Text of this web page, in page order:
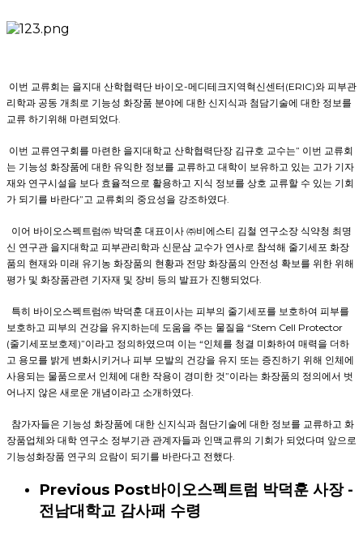
이번 교류회는 을지대 산학협력단 바이오-메디테크지역혁신센터(ERIC)와 피부관
리학과 공동 개최로 기능성 화장품 분야에 대한 신지식과 첨담기술에 대한 정보를
교류 하기위해 마련되었다.
이번 교류연구회를 마련한 을지대학교 산학협력단장 김규호 교수는” 이번 교류회
는 기능성 화장품에 대한 유익한 정보를 교류하고 대학이 보유하고 있는 고가 기자
재와 연구시설을 보다 효율적으로 활용하고 지식 정보를 상호 교류할 수 있는 기회
가 되기를 바란다”고 교류회의 중요성을 강조하였다.
이어 바이오스펙트럼㈜ 박덕훈 대표이사 ㈜비에스티 김철 연구소장 식약청 최명
신 연구관 을지대학교 피부관리학과 신문삼 교수가 연사로 참석해 줄기세포 화장
품의 현재와 미래 유기농 화장품의 현황과 전망 화장품의 안전성 확보를 위한 위해
평가 및 화장품관련 기자재 및 장비 등의 발표가 진행되었다.
특히 바이오스펙트럼㈜ 박덕훈 대표이사는 피부의 줄기세포를 보호하여 피부를
보호하고 피부의 건강을 유지하는데 도움을 주는 물질을 “Stem Cell Protector
(줄기세포보호제)”이라고 정의하였으며 이는 “인체를 청결 미화하여 매력을 더하
고 용모를 밝게 변화시키거나 피부 모발의 건강을 유지 또는 증진하기 위해 인체에
사용되는 물품으로서 인체에 대한 작용이 경미한 것”이라는 화장품의 정의에서 벗
어나지 않은 새로운 개념이라고 소개하였다.
참가자들은 기능성 화장품에 대한 신지식과 첨단기술에 대한 정보를 교류하고 화
장품업체와 대학 연구소 정부기관 관계자들과 인맥교류의 기회가 되었다며 앞으로
기능성화장품 연구의 요람이 되기를 바란다고 전했다.
Previous Post바이오스펙트럼 박덕훈 사장 -
전남대학교 감사패 수령